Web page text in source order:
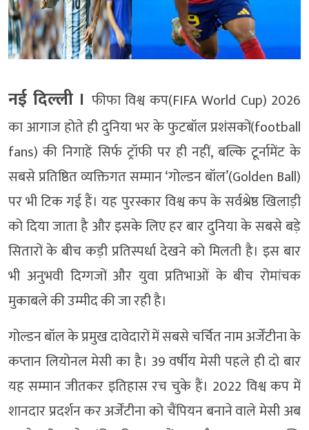
नई दिल्ली । फीफा विश्व कप(FIFA World Cup) 2026
का आगाज होते ही दुनिया भर के फुटबॉल प्रशंसकों(football
fans) की निगाहें सिर्फ ट्रॉफी पर ही नहीं, बल्कि टूर्नामेंट के
सबसे प्रतिष्ठित व्यक्तिगत सम्मान ‘गोल्डन बॉल’(Golden Ball)
पर भी टिक गई हैं। यह पुरस्कार विश्व कप के सर्वश्रेष्ठ खिलाड़ी
को दिया जाता है और इसके लिए हर बार दुनिया के सबसे बड़े
सितारों के बीच कड़ी प्रतिस्पर्धा देखने को मिलती है। इस बार
भी अनुभवी दिग्गजों और युवा प्रतिभाओं के बीच रोमांचक
मुकाबले की उम्मीद की जा रही है।
गोल्डन बॉल के प्रमुख दावेदारों में सबसे चर्चित नाम अर्जेंटीना के
कप्तान लियोनल मेसी का है। 39 वर्षीय मेसी पहले ही दो बार
यह सम्मान जीतकर इतिहास रच चुके हैं। 2022 विश्व कप में
शानदार प्रदर्शन कर अर्जेंटीना को चैंपियन बनाने वाले मेसी अब